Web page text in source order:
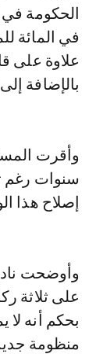
في المائة
بالإضافة
وأقرت
سنوات رغم
إصلاح هذا
وأوضحت
على ثلاثة
بحكم أنه لا
منظومة